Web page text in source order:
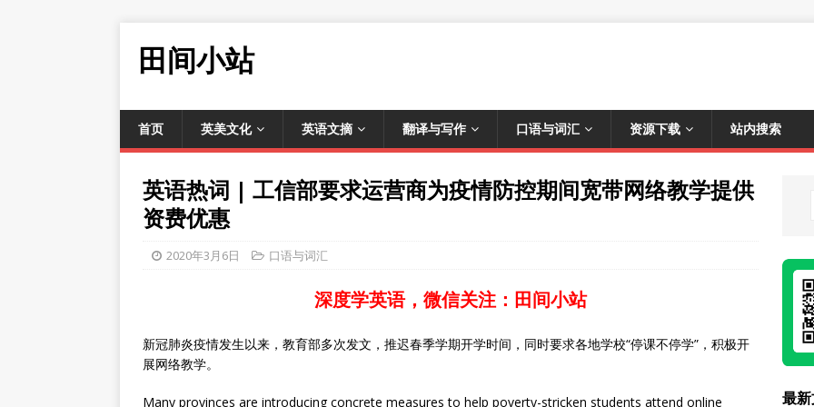
田间小站
首页 英美文化 英语文摘 翻译与写作 口语与词汇 资源下载 站内搜索
英语热词 | 工信部要求运营商为疫情防控期间宽带网络教学提供
资费优惠
2020年3月6日 口语与词汇
深度学英语，微信关注：田间小站
新冠肺炎疫情发生以来，教育部多次发文，推迟春季学期开学时间，同时要求各地学校“停课不停学”，积极开
展网络教学。
Many provinces are introducing concrete measures to help poverty-stricken students attend online 最